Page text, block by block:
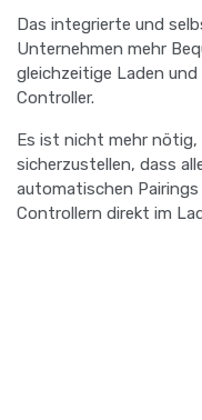
Das integrierte und
Unternehmen mehr
gleichzeitige Laden
Controller.
Es ist nicht mehr nötig,
sicherzustellen, dass
automatischen
Controllern direkt im